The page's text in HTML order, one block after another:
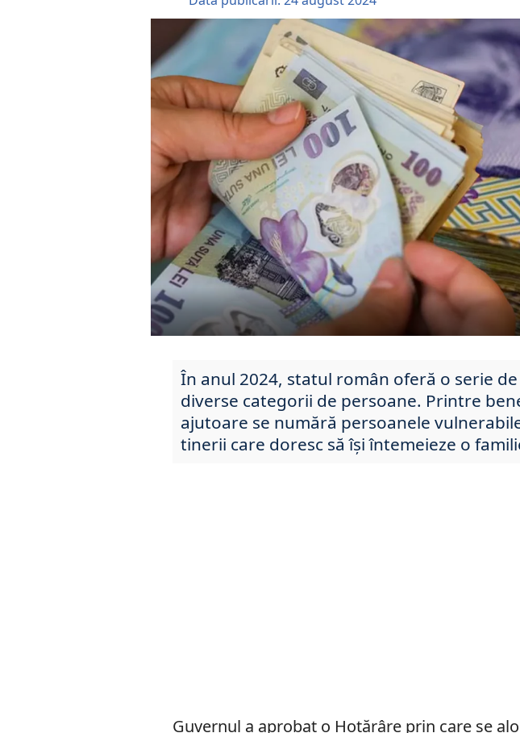
În anul 2024, statul român oferă o serie
diverse categorii de persoane. Printre
ajutoare se numără persoanele
tinerii care doresc să își întemeieze o
Guvernul a aprobat o Hotărâre prin care se